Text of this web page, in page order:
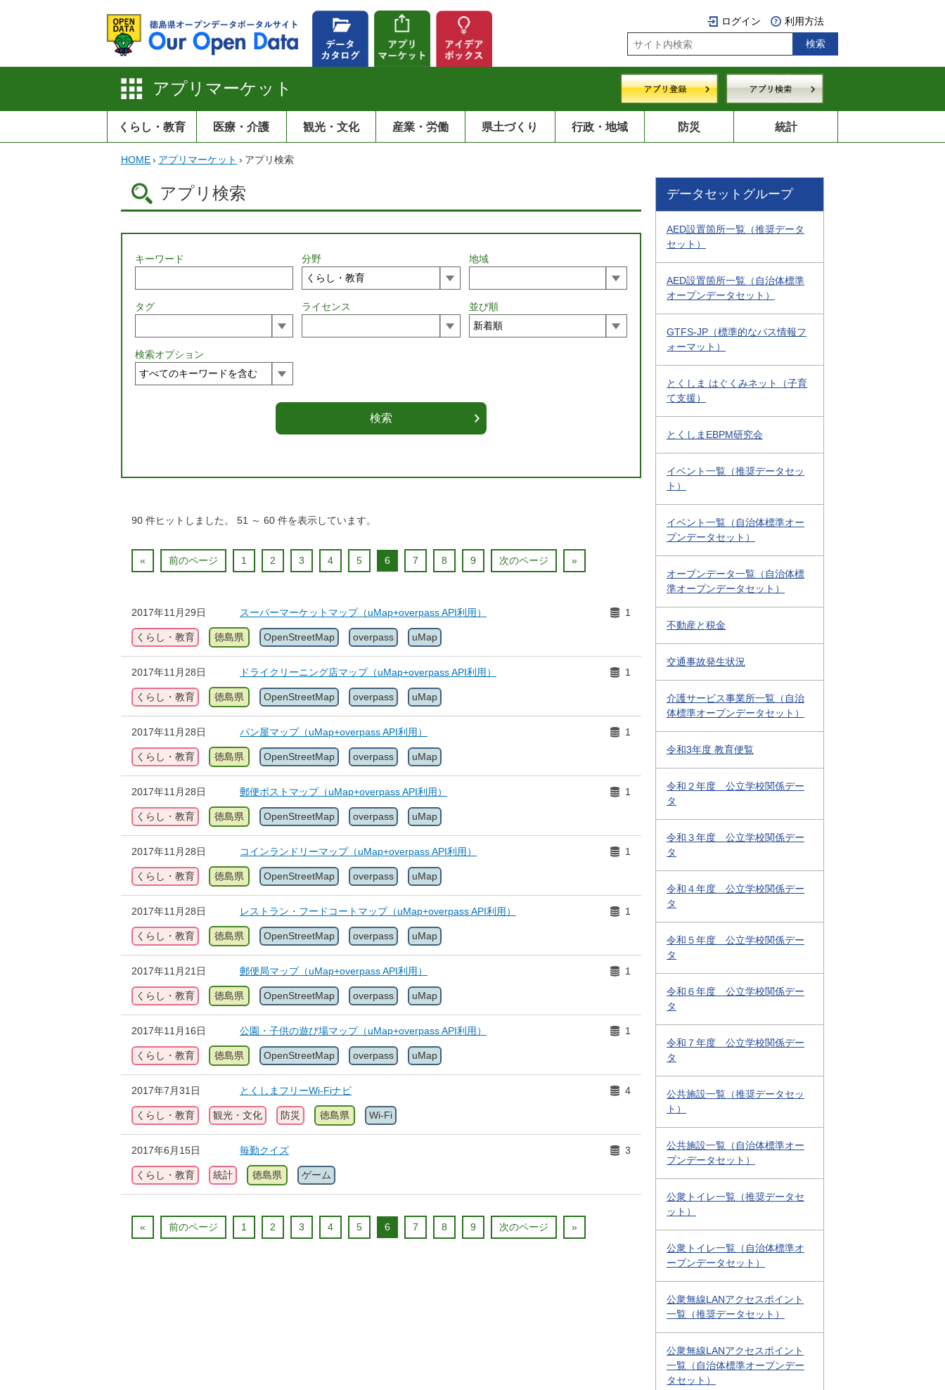
ログイン 利用方法
アプリマーケット
くらし・教育 医療・介護 観光・文化 産業・労働 県土づくり 行政・地域 防災 統計
HOME› アプリマーケット › アプリ検索
アプリ検索
キーワード 分野 地域
タグ ライセンス 並び順
検索オプション
90 件ヒットしました。 51 ～ 60 件を表示しています。
« 前のページ 1 2 3 4 5 6 7 8 9 次のページ »
2017年11月29日 スーパーマーケットマップ（uMap+overpass API利用） 1
くらし・教育 徳島県 OpenStreetMap overpass uMap
2017年11月28日 ドライクリーニング店マップ（uMap+overpass API利用） 1
くらし・教育 徳島県 OpenStreetMap overpass uMap
2017年11月28日 パン屋マップ（uMap+overpass API利用） 1
くらし・教育 徳島県 OpenStreetMap overpass uMap
2017年11月28日 郵便ポストマップ（uMap+overpass API利用） 1
くらし・教育 徳島県 OpenStreetMap overpass uMap
2017年11月28日 コインランドリーマップ（uMap+overpass API利用） 1
くらし・教育 徳島県 OpenStreetMap overpass uMap
2017年11月28日 レストラン・フードコートマップ（uMap+overpass API利用） 1
くらし・教育 徳島県 OpenStreetMap overpass uMap
2017年11月21日 郵便局マップ（uMap+overpass API利用） 1
くらし・教育 徳島県 OpenStreetMap overpass uMap
2017年11月16日 公園・子供の遊び場マップ（uMap+overpass API利用） 1
くらし・教育 徳島県 OpenStreetMap overpass uMap
2017年7月31日 とくしまフリーWi-Fiナビ 4
くらし・教育 観光・文化 防災 徳島県 Wi-Fi
2017年6月15日 毎勤クイズ 3
くらし・教育 統計 徳島県 ゲーム
« 前のページ 1 2 3 4 5 6 7 8 9 次のページ »
データセットグループ
AED設置箇所一覧（推奨データ
セット）
AED設置箇所一覧（自治体標準
オープンデータセット）
GTFS-JP（標準的なバス情報フ
ォーマット）
とくしま はぐくみネット（子育
て支援）
とくしまEBPM研究会
イベント一覧（推奨データセッ
ト）
イベント一覧（自治体標準オー
プンデータセット）
オープンデータ一覧（自治体標
準オープンデータセット）
不動産と税金
交通事故発生状況
介護サービス事業所一覧（自治
体標準オープンデータセット）
令和3年度 教育便覧
令和２年度 公立学校関係デー
タ
令和３年度 公立学校関係デー
タ
令和４年度 公立学校関係デー
タ
令和５年度 公立学校関係デー
タ
令和６年度 公立学校関係デー
タ
令和７年度 公立学校関係デー
タ
公共施設一覧（推奨データセッ
ト）
公共施設一覧（自治体標準オー
プンデータセット）
公衆トイレ一覧（推奨データセ
ット）
公衆トイレ一覧（自治体標準オ
ープンデータセット）
公衆無線LANアクセスポイント
一覧（推奨データセット）
公衆無線LANアクセスポイント
一覧（自治体標準オープンデー
タセット）